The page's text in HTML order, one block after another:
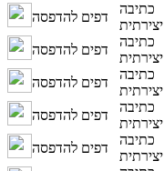
דפים להדפסה
כתיבה
יצירתית
דפים להדפסה
כתיבה
יצירתית
דפים להדפסה
כתיבה
יצירתית
דפים להדפסה
כתיבה
יצירתית
דפים להדפסה
כתיבה
יצירתית